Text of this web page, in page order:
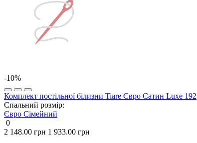
-10%
Комплект постільної білизни Tiare Євро Сатин Luxe 192
Спальний розмір:
Євро Сімейний
0
2 148.00 грн 1 933.00 грн